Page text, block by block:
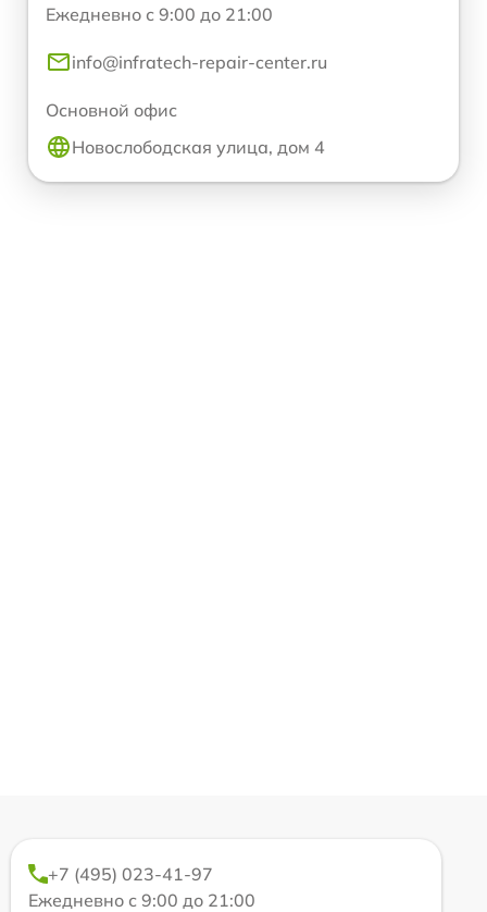
Ежедневно с 9:00 до 21:00
info@infratech-repair-center.ru
Основной офис
Новослободская улица, дом 4
+7 (495) 023-41-97
Ежедневно с 9:00 до 21:00